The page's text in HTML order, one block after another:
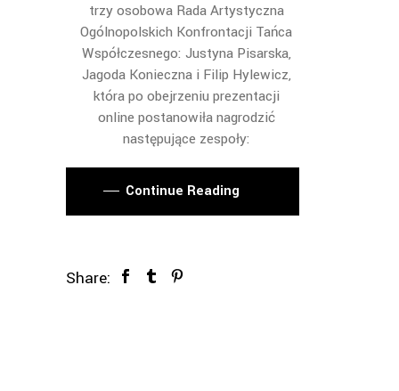
trzy osobowa Rada Artystyczna
Ogólnopolskich Konfrontacji Tańca
Współczesnego: Justyna Pisarska,
Jagoda Konieczna i Filip Hylewicz,
która po obejrzeniu prezentacji
online postanowiła nagrodzić
następujące zespoły:
Continue Reading
Share: